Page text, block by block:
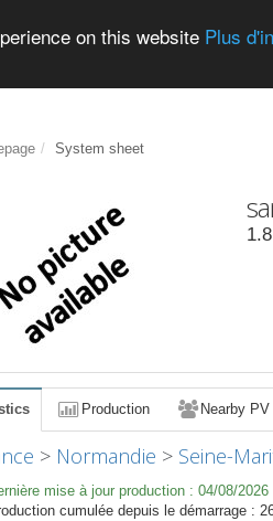
on this website Plus
System sheet
1.8
Production Nearby
> Normandie > Seine-
mise à jour production : 04/08/2026
cumulée depuis le démarrage :